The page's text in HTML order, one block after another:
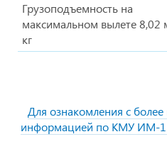
Грузоподъемность на
максимальном вылете 8,02
кг
Для ознакомления с
информацией по КМУ ИМ-